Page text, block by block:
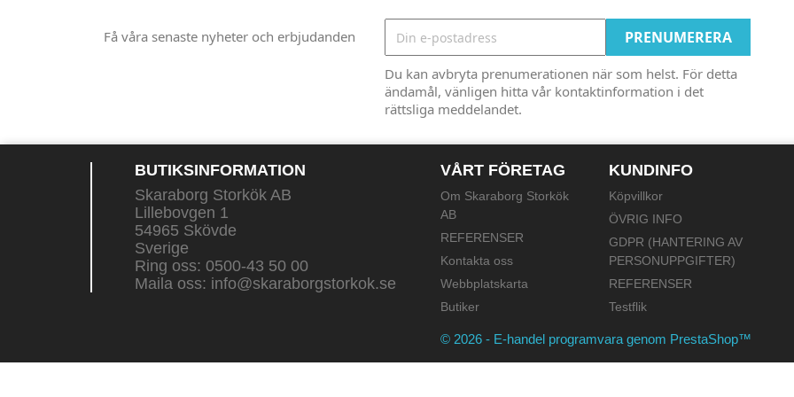
Få våra senaste nyheter och erbjudanden
Du kan avbryta prenumerationen när som helst. För detta
ändamål, vänligen hitta vår kontaktinformation i det
rättsliga meddelandet.
BUTIKSINFORMATION
Skaraborg Storkök AB
Lillebovgen 1
54965 Skövde
Sverige
Ring oss: 0500-43 50 00
Maila oss: info@skaraborgstorkok.se
VÅRT FÖRETAG
Om Skaraborg Storkök
AB
REFERENSER
Kontakta oss
Webbplatskarta
Butiker
KUNDINFO
Köpvillkor
ÖVRIG INFO
GDPR (HANTERING AV
PERSONUPPGIFTER)
REFERENSER
Testflik
© 2026 - E-handel programvara genom PrestaShop™